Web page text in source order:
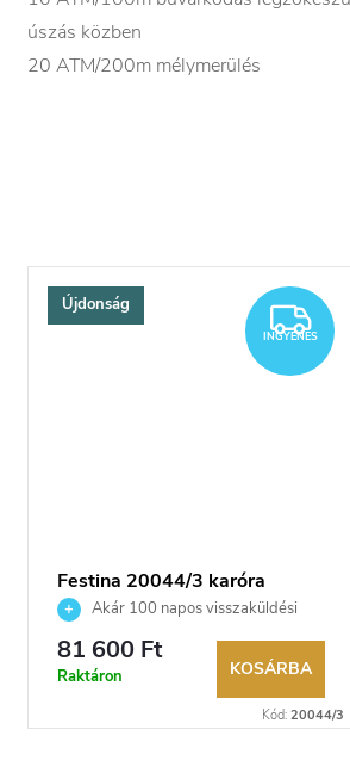
úszás közben
20 ATM/200m mélymerülés
INGYENES
Újdonság
INGYENES
Festina 20044/3 karóra
Akár 100 napos visszaküldési
lehetőség. Hivatalos márkakereskedő.
81 600 Ft
Raktáron KOSÁRBA
Kód: 20044/3